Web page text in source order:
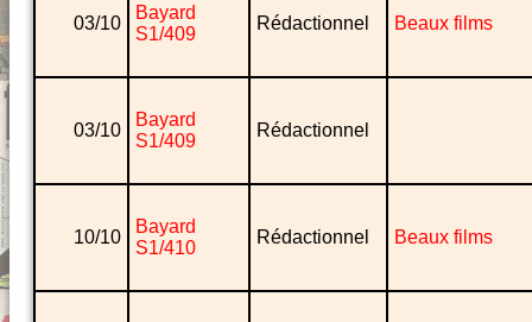
03/10
Bayard
S1/409
Rédactionnel Beaux films
03/10
Bayard
S1/409
Rédactionnel
10/10
Bayard
S1/410
Rédactionnel Beaux films